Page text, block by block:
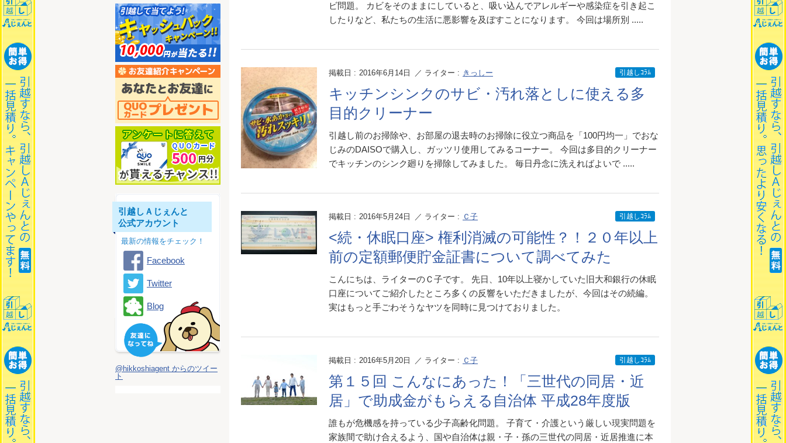
ビ問題。 カビをそのままにしていると、吸い込んでアレルギーや感染症を引き起こ
したりなど、私たちの生活に悪影響を及ぼすことになります。 今回は場所別 .....
掲載日 : 2016年6月14日 ／ ライター : きっしー 引越しｺﾗﾑ
キッチンシンクのサビ・汚れ落としに使える多
目的クリーナー
引越し前のお掃除や、お部屋の退去時のお掃除に役立つ商品を「100円均一」でおな
じみのDAISOで購入し、ガッツリ使用してみるコーナー。 今回は多目的クリーナー
でキッチンのシンク廻りを掃除してみました。 毎日丹念に洗えればよいで .....
掲載日 : 2016年5月24日 ／ ライター : Ｃ子 引越しｺﾗﾑ
<続・休眠口座> 権利消滅の可能性？！２０年以上
前の定額郵便貯金証書について調べてみた
こんにちは、ライターのＣ子です。 先日、10年以上寝かしていた旧大和銀行の休眠
口座についてご紹介したところ多くの反響をいただきましたが、今回はその続編。
実はもっと手ごわそうなヤツを同時に見つけておりました。
掲載日 : 2016年5月20日 ／ ライター : Ｃ子 引越しｺﾗﾑ
第１５回 こんなにあった！「三世代の同居・近
居」で助成金がもらえる自治体 平成28年度版
誰もが危機感を持っている少子高齢化問題。 子育て・介護という厳しい現実問題を
家族間で助け合えるよう、国や自治体は親・子・孫の三世代の同居・近居推進に本
引越しＡじぇんと
公式アカウント
最新の情報をチェック！
Facebook
Twitter
Blog
@hikkoshiagent からのツイー
ト